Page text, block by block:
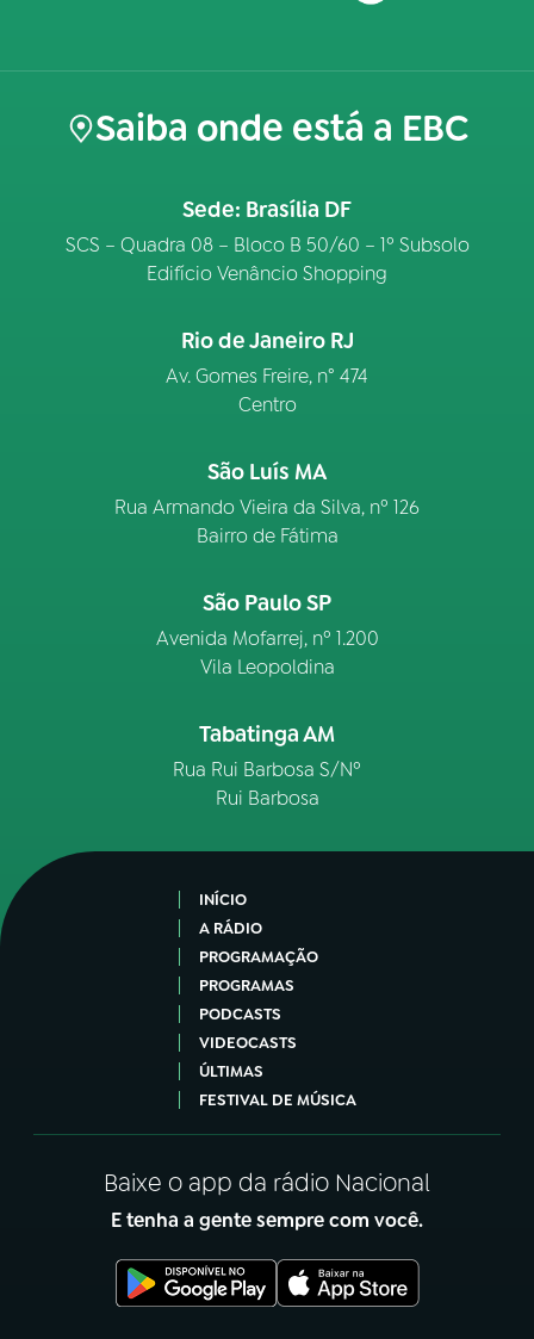
Saiba onde está a EBC
Sede: Brasília DF
SCS – Quadra 08 – Bloco B 50/60 – 1º Subsolo
Edifício Venâncio Shopping
Rio de Janeiro RJ
Av. Gomes Freire, n° 474
Centro
São Luís MA
Rua Armando Vieira da Silva, nº 126
Bairro de Fátima
São Paulo SP
Avenida Mofarrej, nº 1.200
Vila Leopoldina
Tabatinga AM
Rua Rui Barbosa S/Nº
Rui Barbosa
INÍCIO
A RÁDIO
PROGRAMAÇÃO
PROGRAMAS
PODCASTS
VIDEOCASTS
ÚLTIMAS
FESTIVAL DE MÚSICA
Baixe o app da rádio Nacional
E tenha a gente sempre com você.